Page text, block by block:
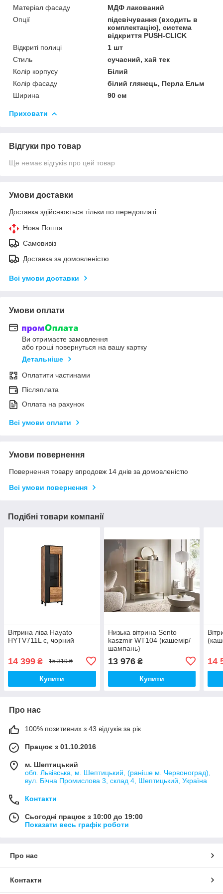
Матеріал фасаду
МДФ лакований
Опції
підсвічування (входить в
комплектацію), система
відкриття PUSH-CLICK
Відкриті полиці
1 шт
Стиль
сучасний, хай тек
Колір корпусу
Білий
Колір фасаду
білий глянець, Перла Ельм
Ширина
90 см
Приховати
Відгуки про товар
Ще немає відгуків про цей товар
Умови доставки
Доставка здійснюється тільки по передоплаті.
Нова Пошта
Самовивіз
Доставка за домовленістю
Всі умови доставки
Умови оплати
Ви отримаєте замовлення
або гроші повернуться на вашу картку
Детальніше
Оплатити частинами
Післяплата
Оплата на рахунок
Всі умови оплати
Умови повернення
Повернення товару впродовж 14 днів за домовленістю
Всі умови повернення
Подібні товари компанії
Вітрина ліва Hayato
HYTV711L є, чорний
14 399 ₴ 15 319 ₴
Купити
Низька вітрина Sento
kaszmir WT104 (кашемір/
шампань)
13 976₴
Купити
14
Про нас
100% позитивних з 43 відгуків за рік
Працює з 01.10.2016
м. Шептицький
обл. Львівська, м. Шептицький, (раніше м. Червоноград),
вул. Бічна Промислова 3, склад 4, Шептицький, Україна
Контакти
Сьогодні працює з 10:00 до 19:00
Показати весь графік роботи
Про нас
Контакти